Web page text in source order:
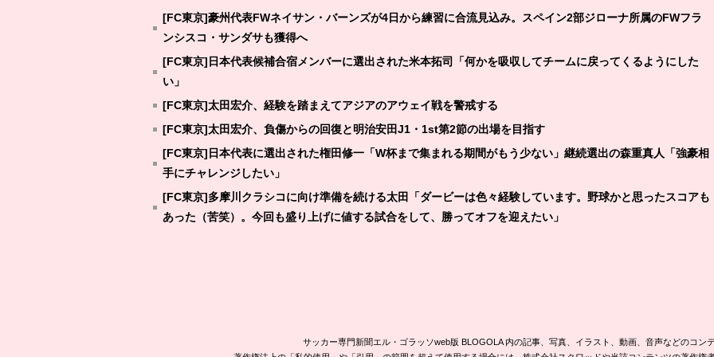
[FC東京]豪州代表FWネイサン・バーンズが4日から練習に合流見込み。スペイン2部ジローナ所属のFWフラ
ンシスコ・サンダサも獲得へ
[FC東京]日本代表候補合宿メンバーに選出された米本拓司「何かを吸収してチームに戻ってくるようにした
い」
[FC東京]太田宏介、経験を踏まえてアジアのアウェイ戦を警戒する
[FC東京]太田宏介、負傷からの回復と明治安田J1・1st第2節の出場を目指す
[FC東京]日本代表に選出された権田修一「W杯まで集まれる期間がもう少ない」継続選出の森重真人「強豪相
手にチャレンジしたい」
[FC東京]多摩川クラシコに向け準備を続ける太田「ダービーは色々経験しています。野球かと思ったスコアも
あった（苦笑）。今回も盛り上げに値する試合をして、勝ってオフを迎えたい」
サッカー専門新聞エル・ゴラッソweb版 BLOGOLA 内の記事、写真、イラスト、動画、音声などのコン